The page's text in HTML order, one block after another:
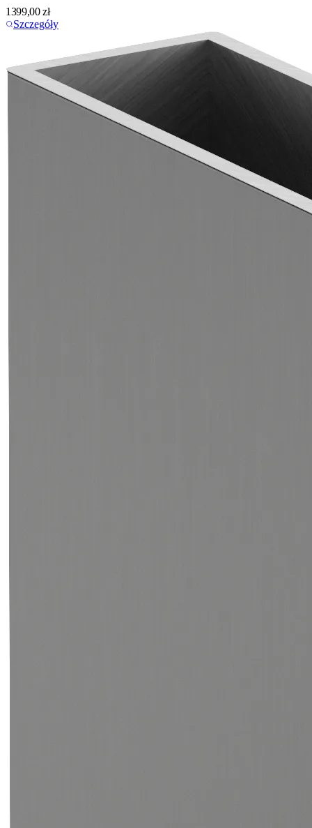
1399,00zł
Szczegóły